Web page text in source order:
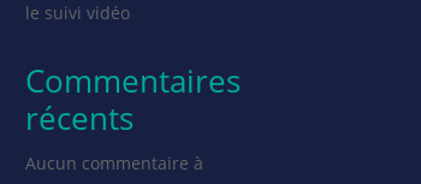
le suivi vidéo
Commentaires
récents
Aucun commentaire à